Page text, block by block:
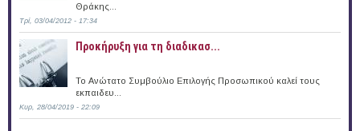
Θράκης...
Τρί, 03/04/2012 - 17:34
Προκήρυξη για τη διαδικασ...
Το Ανώτατο Συμβούλιο Επιλογής Προσωπικού καλεί τους
εκπαιδευ...
Κυρ, 28/04/2019 - 22:09